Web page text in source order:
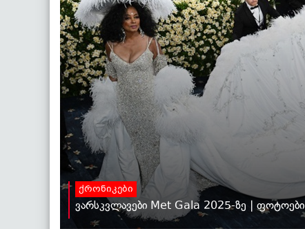
ქრონიკები
ვარსკვლავები Met Gala 2025-ზე | ფოტოები